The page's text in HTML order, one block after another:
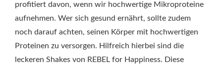
profitiert davon, wenn wir hochwertige Mikroproteine
aufnehmen. Wer sich gesund ernährt, sollte zudem
noch darauf achten, seinen Körper mit hochwertigen
Proteinen zu versorgen. Hilfreich hierbei sind die
leckeren Shakes von REBEL for Happiness. Diese